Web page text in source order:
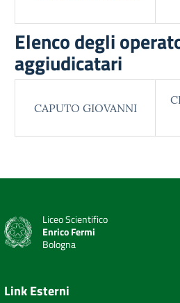
Elenco degli
aggiudicatari
CAPUTO GIOVANNI
Liceo Scientifico
Enrico Fermi
Bologna
Link Esterni